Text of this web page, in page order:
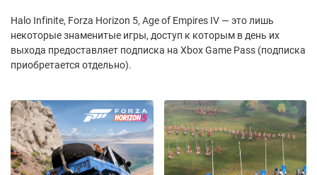
Halo Infinite, Forza Horizon 5, Age of Empires IV — это лишь
некоторые знаменитые игры, доступ к которым в день их
выхода предоставляет подписка на Xbox Game Pass (подписка
приобретается отдельно).